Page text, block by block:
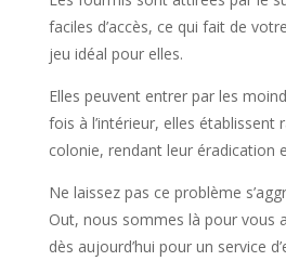
faciles d’accès, ce qui fait de
jeu idéal pour elles.
Elles peuvent entrer par les
fois à l’intérieur, elles établissent
colonie, rendant leur éradication
Ne laissez pas ce problème
Out, nous sommes là pour vous
dès aujourd’hui pour un service